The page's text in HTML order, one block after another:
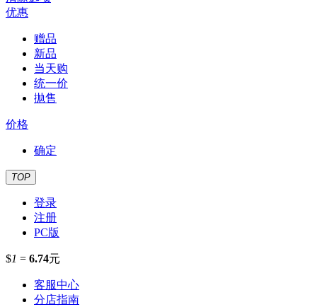
优惠
赠品
新品
当天购
统一价
拋售
价格
确定
TOP
登录
注册
PC版
$1 = 6.74元
客服中心
分店指南